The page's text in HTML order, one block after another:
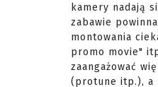
kamery nadają
zabawie
montowania
promo movie"
zaangażować
(protune itp.), a